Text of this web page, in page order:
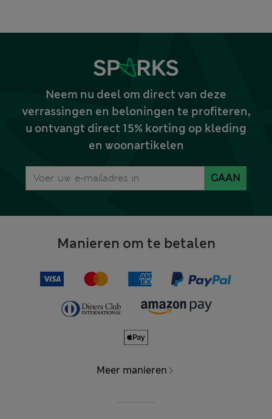
Neem nu deel om direct van deze
verrassingen en beloningen te profiteren,
u ontvangt direct 15% korting op kleding
en woonartikelen
GAAN
Manieren om te betalen
Meer manieren